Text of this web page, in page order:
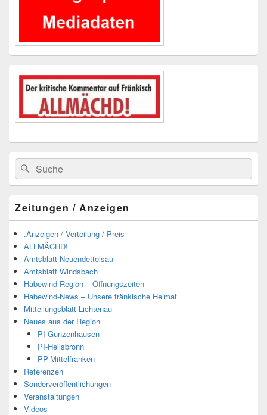
Suchen
nach:
Suchen
Zeitungen / Anzeigen
.Anzeigen / Verteilung / Preis
ALLMÄCHD!
Amtsblatt Neuendettelsau
Amtsblatt Windsbach
Habewind Region – Öffnungszeiten
Habewind-News – Unsere fränkische Heimat
Mitteilungsblatt Lichtenau
Neues aus der Region
PI-Gunzenhausen
PI-Heilsbronn
PP-Mittelfranken
Referenzen
Sonderveröffentlichungen
Veranstaltungen
Videos